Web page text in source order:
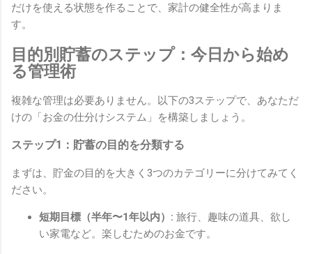
だけを使える状態を作ることで、家計の健全性が高まりま
す。
目的別貯蓄のステップ：今日から始め
る管理術
複雑な管理は必要ありません。以下の3ステップで、あなただ
けの「お金の仕分けシステム」を構築しましょう。
ステップ1：貯蓄の目的を分類する
まずは、貯金の目的を大きく3つのカテゴリーに分けてみてく
ださい。
短期目標（半年〜1年以内）: 旅行、趣味の道具、欲し
い家電など。楽しむためのお金です。